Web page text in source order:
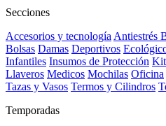
Secciones
Accesorios y tecnología Antiestrés
Bolsas Damas Deportivos
Infantiles Insumos de Protección
Llaveros Medicos Mochilas Oficina
Tazas y Vasos Termos y Cilindros
Temporadas